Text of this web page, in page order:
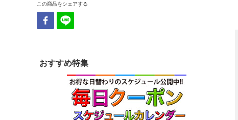
この商品をシェアする
おすすめ特集